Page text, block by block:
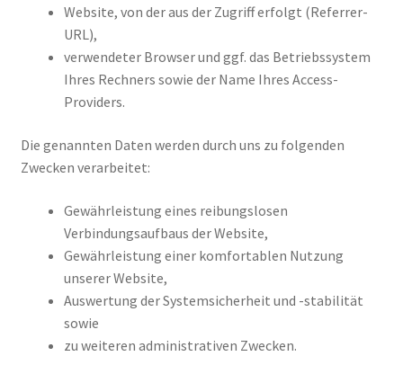
Website, von der aus der Zugriff erfolgt (Referrer-
URL),
verwendeter Browser und ggf. das Betriebssystem
Ihres Rechners sowie der Name Ihres Access-
Providers.
Die genannten Daten werden durch uns zu folgenden
Zwecken verarbeitet:
Gewährleistung eines reibungslosen
Verbindungsaufbaus der Website,
Gewährleistung einer komfortablen Nutzung
unserer Website,
Auswertung der Systemsicherheit und -stabilität
sowie
zu weiteren administrativen Zwecken.